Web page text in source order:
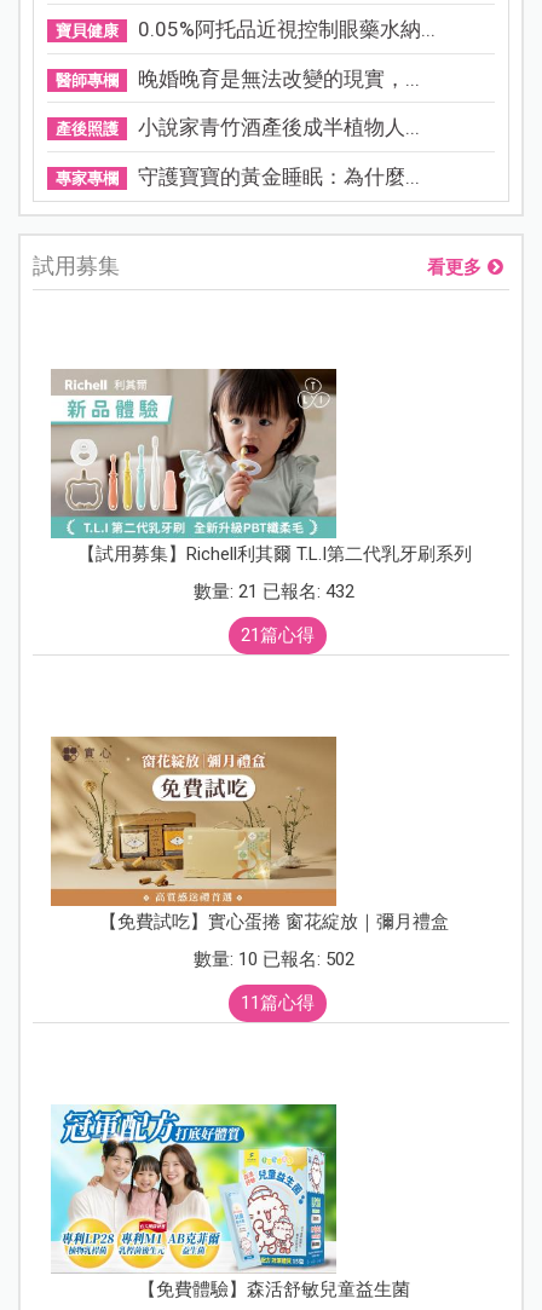
寶貝健康 0.05%阿托品近視控制眼藥水納...
醫師專欄 晚婚晚育是無法改變的現實，...
產後照護 小說家青竹酒產後成半植物人...
專家專欄 守護寶寶的黃金睡眠：為什麼...
試用募集 看更多
【試用募集】Richell利其爾 T.L.I第二代乳牙刷系列
數量: 21 已報名: 432
21篇心得
【免費試吃】實心蛋捲 窗花綻放｜彌月禮盒
數量: 10 已報名: 502
11篇心得
【免費體驗】森活舒敏兒童益生菌